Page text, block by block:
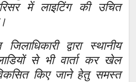
में लाइटिंग की उचित
द्वारा स्थानीय
से भी वार्ता कर खेल
किए जाने हेतु समस्त